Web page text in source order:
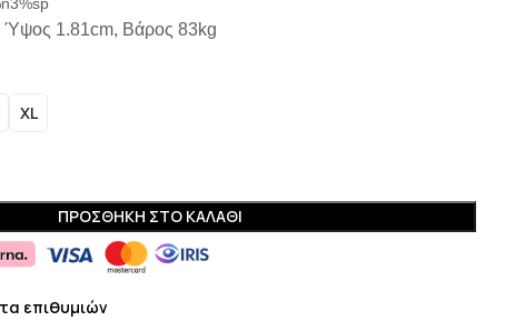
Ύψος 1.81cm, Βάρος 83kg
XL
ΠΡΟΣΘΉΚΗ ΣΤΟ ΚΑΛΆΘΙ
επιθυμιών